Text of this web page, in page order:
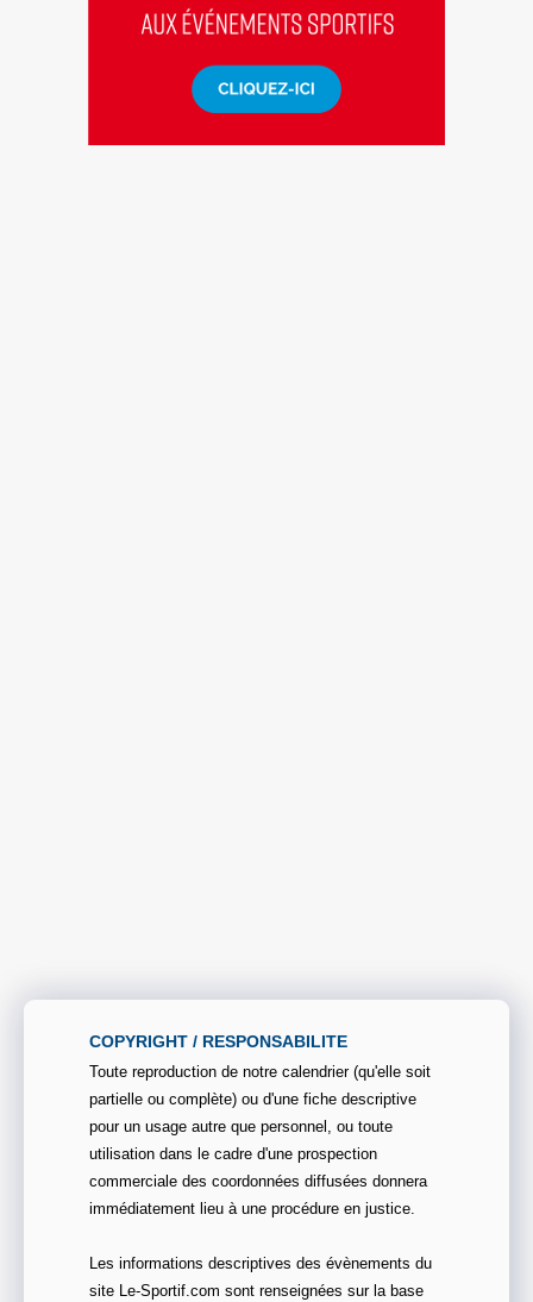
COPYRIGHT / RESPONSABILITE
Toute reproduction de notre calendrier (qu'elle soit
partielle ou complète) ou d'une fiche descriptive
pour un usage autre que personnel, ou toute
utilisation dans le cadre d'une prospection
commerciale des coordonnées diffusées donnera
immédiatement lieu à une procédure en justice.
Les informations descriptives des évènements du
site Le-Sportif.com sont renseignées sur la base